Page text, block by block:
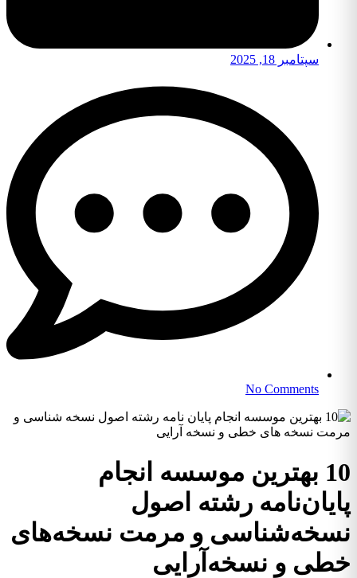
سپتامبر 18, 2025
No Comments
10 بهترین موسسه انجام
پایان‌نامه رشته اصول
نسخه‌شناسی و مرمت نسخه‌های
خطی و نسخه‌آرایی